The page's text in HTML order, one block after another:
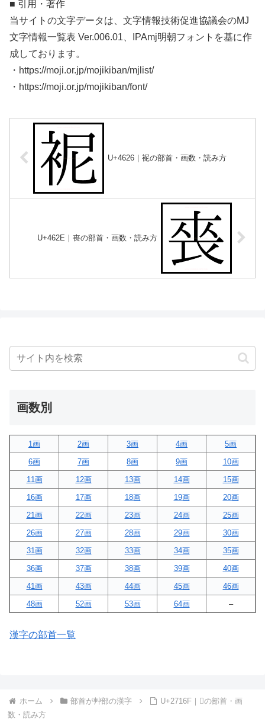
■ 引用・著作
当サイトの文字データは、文字情報技術促進協議会のMJ
文字情報一覧表 Ver.006.01、IPAmj明朝フォントを基に作
成しております。
・https://moji.or.jp/mojikiban/mjlist/
・https://moji.or.jp/mojikiban/font/
U+4626｜䘦の部首・画数・読み方
U+462E｜䘮の部首・画数・読み方
画数別
1画 2画 3画 4画
5画
6画
7画 8画 9画
10画
11画
12画 13画 14画
15画
16画
17画 18画 19画
20画
21画
22画 23画 24画
25画
26画
27画 28画 29画
30画
31画
32画 33画 34画
35画
36画
37画 38画 39画
40画
41画
43画 44画 45画
46画
48画
52画 53画 64画 –
漢字の部首一覧
ホーム 部首が艸部の漢字
U+2716F｜𧅯の部首・画
数・読み方